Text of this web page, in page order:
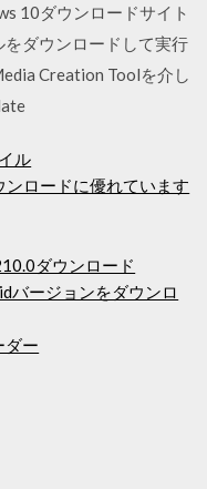
10ダウンロードサイト
ダウンロードして実行
Creation Toolを介し
ル
ロードに優れています
ダウンロード
バージョンをダウンロ
ダー